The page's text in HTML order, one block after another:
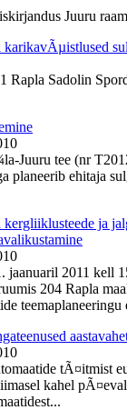
Juuru
karikavÃµistlused
Rapla Sadolin
Juuru tee (nr
planeerib ehitaja
kergliiklusteede ja
jaanuaril 2011 kell
204 Rapla
tÃ¤itmist
kahel